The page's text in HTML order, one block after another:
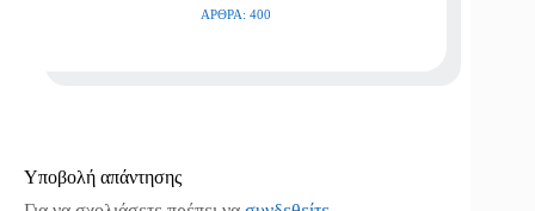
ΆΡΘΡΑ: 400
Υποβολή απάντησης